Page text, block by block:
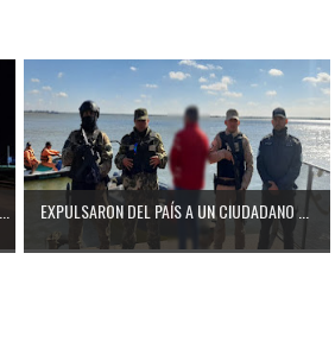
EXPULSARON DEL PAÍS A UN CIUDADANO ...